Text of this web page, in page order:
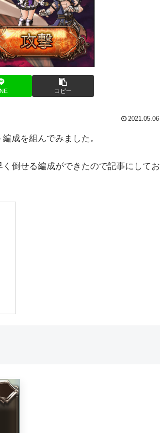
コピー
2021.05.06
成を組んでみました。
倒せる編成ができたので記事にしてお